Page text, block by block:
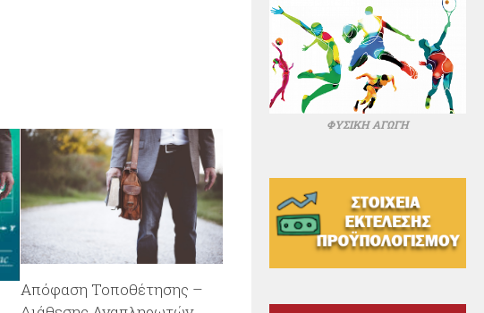
Απόφαση Τοποθέτησης –
ΦΥΣΙΚΗ ΑΓΩΓΗ